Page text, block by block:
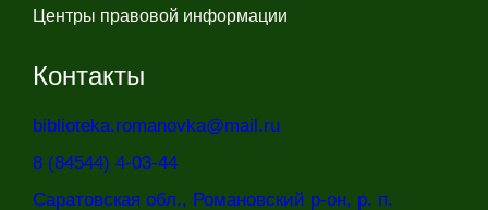
Центры правовой информации
Контакты
biblioteka.romanovka@mail.ru
8 (84544) 4-03-44
Саратовская обл., Романовский р-он, р. п.